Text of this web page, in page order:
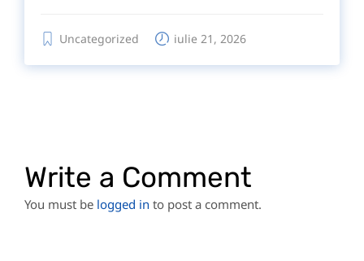
Uncategorized iulie 21, 2026
Write a Comment
You must be logged in to post a comment.